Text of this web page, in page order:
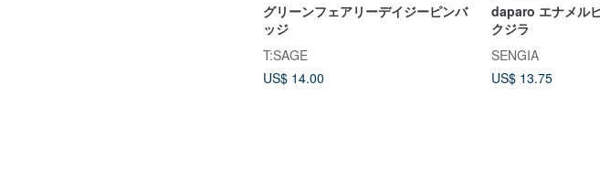
グリーンフェアリーデイジーピンバ
ッジ
T:SAGE
US$ 14.00
daparo エナメル
クジラ
SENGIA
US$ 13.75